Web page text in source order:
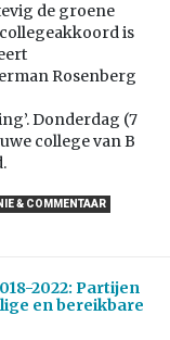
de groene
is
Rosenberg
Donderdag (7
college van B
& COMMENTAAR
2022: Partijen
en bereikbare